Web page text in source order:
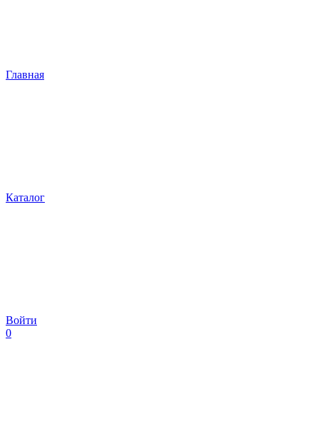
Главная
Каталог
Войти
0